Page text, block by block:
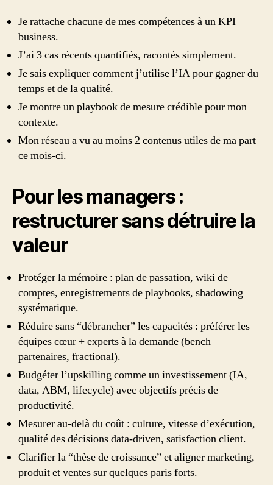
Je rattache chacune de mes compétences à un KPI
business.
J’ai 3 cas récents quantifiés, racontés simplement.
Je sais expliquer comment j’utilise l’IA pour gagner du
temps et de la qualité.
Je montre un playbook de mesure crédible pour mon
contexte.
Mon réseau a vu au moins 2 contenus utiles de ma part
ce mois-ci.
Pour les managers :
restructurer sans détruire la
valeur
Protéger la mémoire : plan de passation, wiki de
comptes, enregistrements de playbooks, shadowing
systématique.
Réduire sans “débrancher” les capacités : préférer les
équipes cœur + experts à la demande (bench
partenaires, fractional).
Budgéter l’upskilling comme un investissement (IA,
data, ABM, lifecycle) avec objectifs précis de
productivité.
Mesurer au-delà du coût : culture, vitesse d’exécution,
qualité des décisions data-driven, satisfaction client.
Clarifier la “thèse de croissance” et aligner marketing,
produit et ventes sur quelques paris forts.